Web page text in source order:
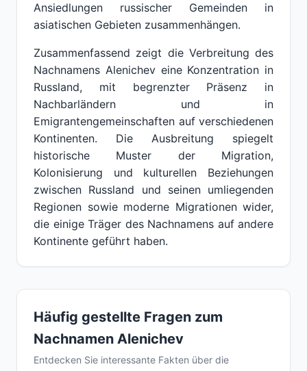
Ansiedlungen russischer Gemeinden in
asiatischen Gebieten zusammenhängen.
Zusammenfassend zeigt die Verbreitung des
Nachnamens Alenichev eine Konzentration in
Russland, mit begrenzter Präsenz in
Nachbarländern und in
Emigrantengemeinschaften auf verschiedenen
Kontinenten. Die Ausbreitung spiegelt
historische Muster der Migration,
Kolonisierung und kulturellen Beziehungen
zwischen Russland und seinen umliegenden
Regionen sowie moderne Migrationen wider,
die einige Träger des Nachnamens auf andere
Kontinente geführt haben.
Häufig gestellte Fragen zum
Nachnamen Alenichev
Entdecken Sie interessante Fakten über die